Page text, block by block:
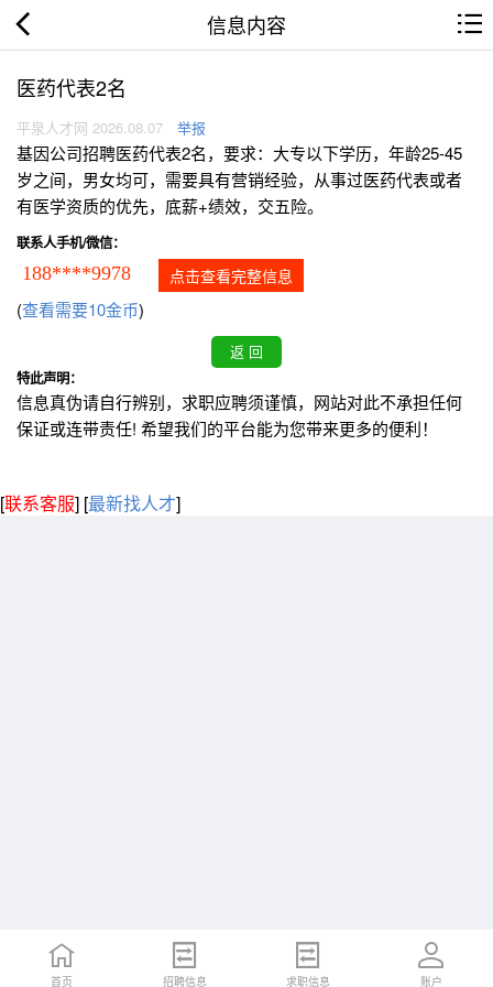
信息内容
医药代表2名
平泉人才网 2026.08.07 举报
基因公司招聘医药代表2名，要求：大专以下学历，年龄25-45
岁之间，男女均可，需要具有营销经验，从事过医药代表或者
有医学资质的优先，底薪+绩效，交五险。
联系人手机/微信：
188****9978 点击查看完整信息
(查看需要10金币)
特此声明：
信息真伪请自行辨别，求职应聘须谨慎，网站对此不承担任何
保证或连带责任! 希望我们的平台能为您带来更多的便利！
[联系客服] [最新找人才]
首页 招聘信息 求职信息 账户